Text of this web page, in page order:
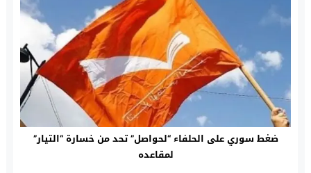
ضغط سوري على الحلفاء “لحواصل” تحد من خسارة “التيار”
لمقاعده